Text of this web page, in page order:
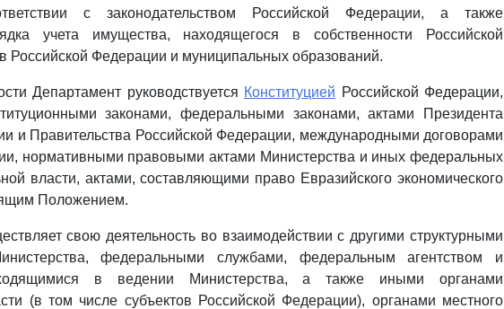
с законодательством Российской Федерации, а также
учета имущества, находящегося в собственности Российской
Российской Федерации и муниципальных образований.
Департамент руководствуется Конституцией Российской Федерации,
законами, федеральными законами, актами Президента
и Правительства Российской Федерации, международными договорами
нормативными правовыми актами Министерства и иных федеральных
власти, актами, составляющими право Евразийского экономического
Положением.
свою деятельность во взаимодействии с другими структурными
федеральными службами, федеральным агентством и
в ведении Министерства, а также иными органами
(в том числе субъектов Российской Федерации), органами местного